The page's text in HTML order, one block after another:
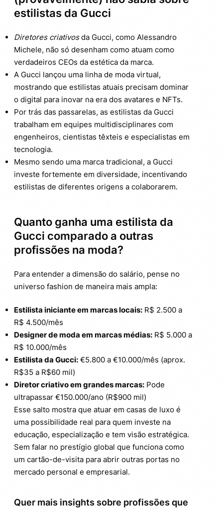
estilistas da Gucci
Diretores criativosda Gucci, como Alessandro
Michele, não só desenham como atuam como
verdadeiros CEOs da estética da marca.
A Gucci lançou uma linha de moda virtual,
mostrando que estilistas atuais precisam dominar
o digital para inovar na era dos avatares e NFTs.
Por trás das passarelas, as estilistas da Gucci
trabalham em equipes multidisciplinares com
engenheiros, cientistas têxteis e especialistas em
tecnologia.
Mesmo sendo uma marca tradicional, a Gucci
investe fortemente em diversidade, incentivando
estilistas de diferentes origens a colaborarem.
Quanto ganha uma estilista da
Gucci comparado a outras
profissões na moda?
Para entender a dimensão do salário, pense no
universo fashion de maneira mais ampla:
Estilista iniciante em marcas locais: R$ 2.500 a
R$ 4.500/mês
Designer de moda em marcas médias: R$ 5.000 a
R$ 10.000/mês
Estilista da Gucci: €5.800 a €10.000/mês (aprox.
R$35 a R$60 mil)
Diretor criativo em grandes marcas: Pode
ultrapassar €150.000/ano (R$900 mil)
Esse salto mostra que atuar em casas de luxo é
uma possibilidade real para quem investe na
educação, especialização e tem visão estratégica.
Sem falar no prestígio global que funciona como
um cartão-de-visita para abrir outras portas no
mercado personal e empresarial.
Quer mais insights sobre profissões que